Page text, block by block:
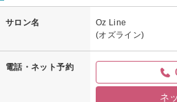
サロン名
Oz Line
(オズライン)
電話・ネット予約
ネ